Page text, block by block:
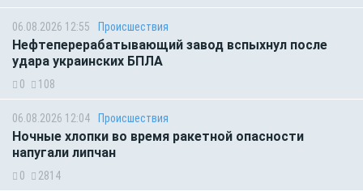
06.08.2026 12:55 Происшествия
Нефтеперерабатывающий завод вспыхнул после
удара украинских БПЛА
0 108
06.08.2026 12:04 Происшествия
Ночные хлопки во время ракетной опасности
напугали липчан
0 2814